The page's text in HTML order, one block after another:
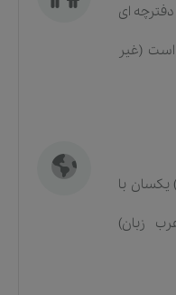
ای
(غیر
یکسان با
زبان)